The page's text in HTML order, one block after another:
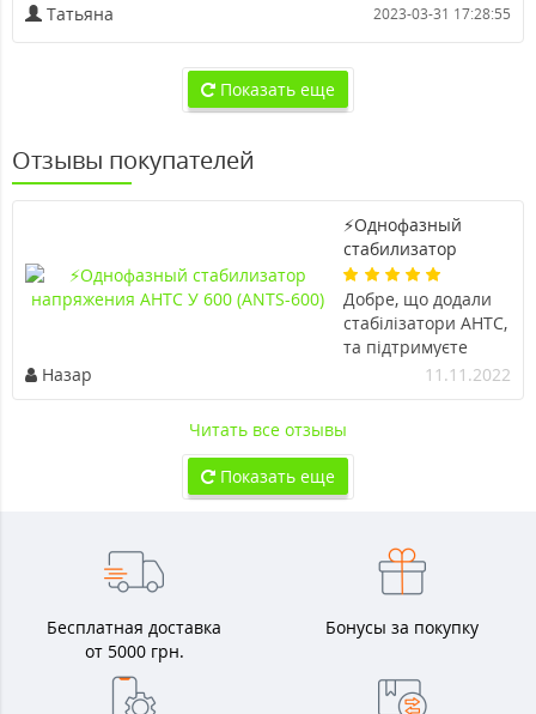
Татьяна 2023-03-31 17:28:55
Показать еще
Отзывы покупателей
⚡Однофазный
стабилизатор
напряжения АНТС У
600 (ANTS-600)
Добре, що додали
стабілізатори АНТС,
та підтримуєте
українського
виробника, нашу
війни. Слава
Україні!
Назар 11.11.2022
Читать все отзывы
Показать еще
Бесплатная доставка
от 5000 грн.
Бонусы за покупку